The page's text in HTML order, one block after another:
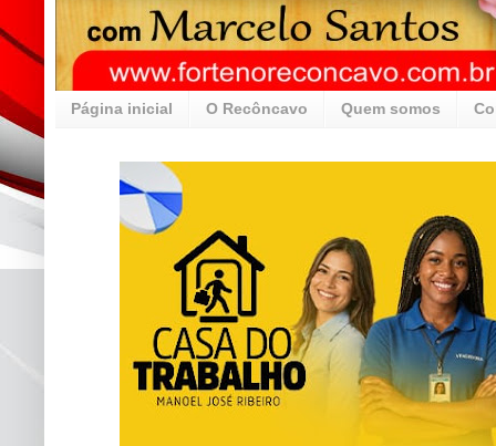
Página inicial O Recôncavo Quem somos